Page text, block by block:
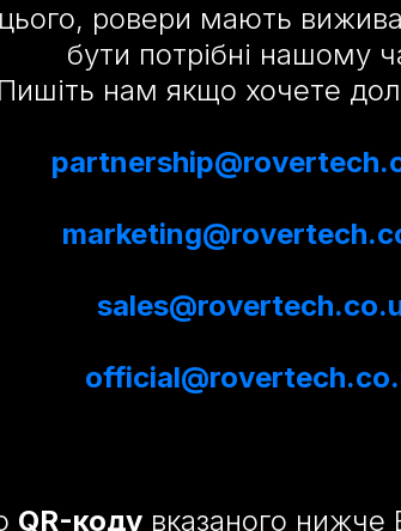
ровери мають
бути потрібні нашому
Пишіть нам якщо хочете
QR-кодувказаного нижче